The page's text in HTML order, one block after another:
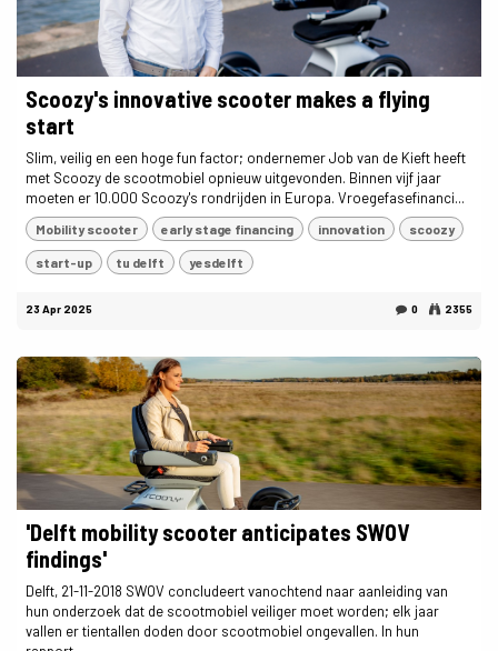
Scoozy's innovative scooter makes a flying
start
Slim, veilig en een hoge fun factor; ondernemer Job van de Kieft heeft
met Scoozy de scootmobiel opnieuw uitgevonden. Binnen vijf jaar
moeten er 10.000 Scoozy's rondrijden in Europa. Vroegefasefinanci...
Mobility scooter early stage financing innovation scoozy
start-up tu delft yesdelft
23 Apr 2025 0 2355
'Delft mobility scooter anticipates SWOV
findings'
Delft, 21-11-2018 SWOV concludeert vanochtend naar aanleiding van
hun onderzoek dat de scootmobiel veiliger moet worden; elk jaar
vallen er tientallen doden door scootmobiel ongevallen. In hun